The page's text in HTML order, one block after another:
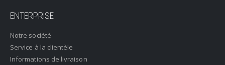
ENTERPRISE
Notre société
Service à la clientèle
Informations de livraison